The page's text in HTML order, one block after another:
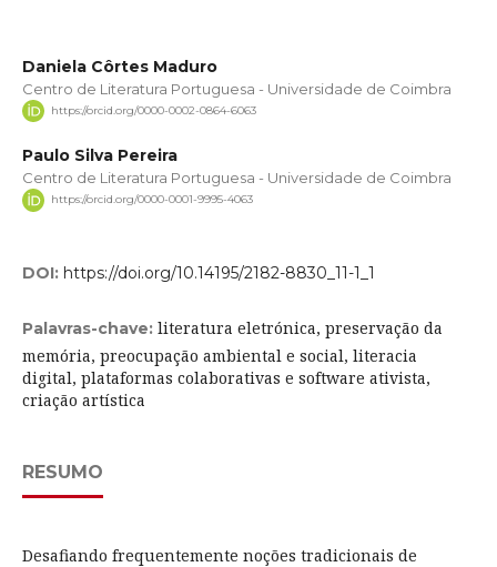
Daniela Côrtes Maduro
Centro de Literatura Portuguesa - Universidade de Coimbra
https://orcid.org/0000-0002-0864-6063
Paulo Silva Pereira
Centro de Literatura Portuguesa - Universidade de Coimbra
https://orcid.org/0000-0001-9995-4063
DOI: https://doi.org/10.14195/2182-8830_11-1_1
Palavras-chave: literatura eletrónica, preservação da
memória, preocupação ambiental e social, literacia
digital, plataformas colaborativas e software ativista,
criação artística
RESUMO
Desafiando frequentemente noções tradicionais de